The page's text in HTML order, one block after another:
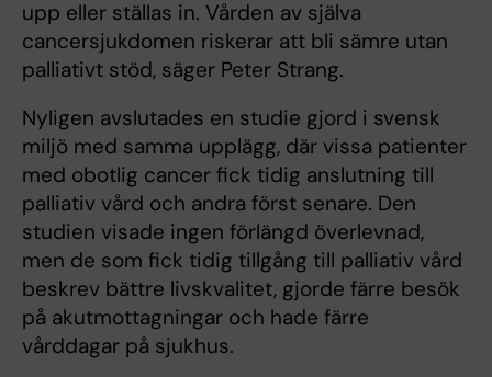
upp eller ställas in. Vården av själva
cancersjukdomen riskerar att bli sämre utan
palliativt stöd, säger Peter Strang.
Nyligen avslutades en studie gjord i svensk
miljö med samma upplägg, där vissa patienter
med obotlig cancer fick tidig anslutning till
palliativ vård och andra först senare. Den
studien visade ingen förlängd överlevnad,
men de som fick tidig tillgång till palliativ vård
beskrev bättre livskvalitet, gjorde färre besök
på akutmottagningar och hade färre
vårddagar på sjukhus.